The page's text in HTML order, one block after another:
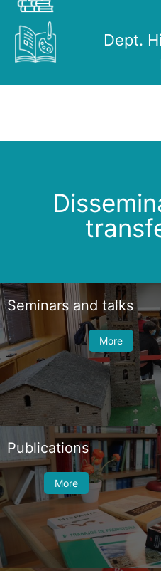
Dept.
Seminars and talks
More
Publications
More